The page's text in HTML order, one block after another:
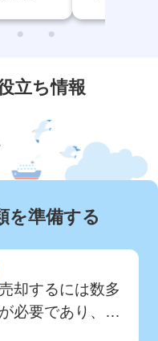
立ち情報
を準備する
却するには数多
必要であり、ど